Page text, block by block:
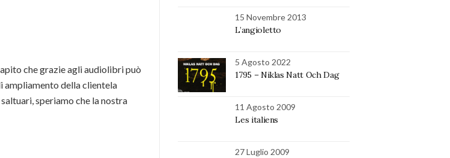
che grazie agli audiolibri può
ampliamento della clientela
speriamo che la nostra
15 Novembre 2013
L’angioletto
5 Agosto 2022
1795 – Niklas Natt Och Dag
11 Agosto 2009
Les italiens
27 Luglio 2009